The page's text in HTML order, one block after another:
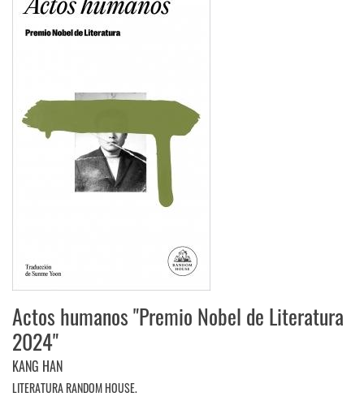
Actos humanos "Premio Nobel de Literatura
2024"
KANG HAN
LITERATURA RANDOM HOUSE.